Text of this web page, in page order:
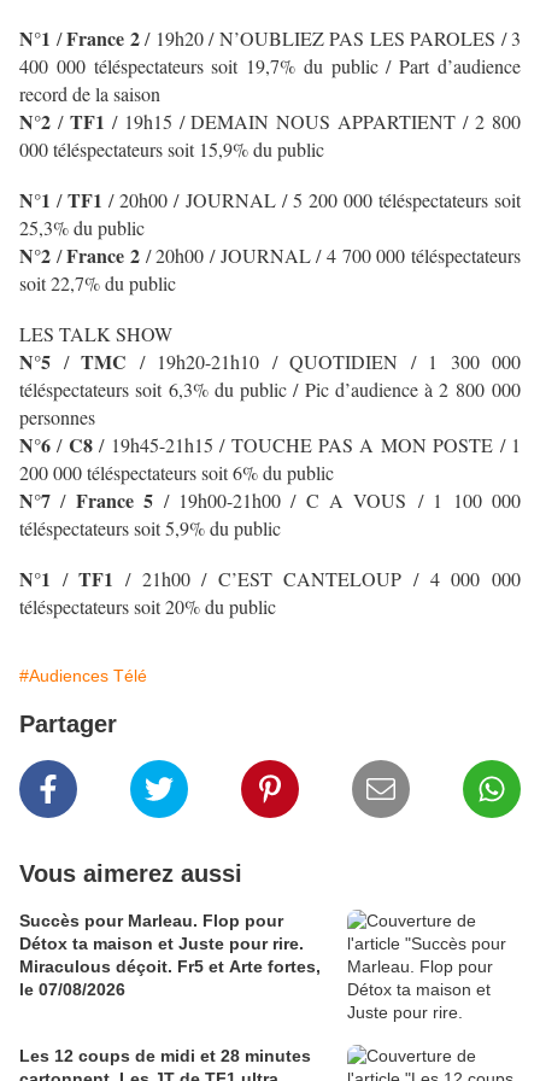
N°1 /France 2/ 19h20 / N’OUBLIEZ PAS LES PAROLES / 3
400 000 téléspectateurs soit 19,7% du public / Part d’audience
record de la saison
N°2 / TF1 / 19h15 / DEMAIN NOUS APPARTIENT / 2 800
000 téléspectateurs soit 15,9% du public
N°1 /TF1 /20h00 / JOURNAL / 5 200 000 téléspectateurs soit
25,3% du public
N°2 /France 2 / 20h00 / JOURNAL / 4 700 000 téléspectateurs
soit 22,7% du public
LES TALK SHOW
N°5 / TMC / 19h20-21h10 / QUOTIDIEN / 1 300 000
téléspectateurs soit 6,3% du public / Pic d’audience à 2 800 000
personnes
N°6/ C8/ 19h45-21h15 / TOUCHE PAS A MON POSTE / 1
200 000 téléspectateurs soit 6% du public
N°7/ France 5 / 19h00-21h00 / C A VOUS / 1 100 000
téléspectateurs soit 5,9% du public
N°1 /TF1 / 21h00 / C’EST CANTELOUP / 4 000 000
téléspectateurs soit 20% du public
#Audiences Télé
Partager
Vous aimerez aussi
Succès pour Marleau. Flop pour
Détox ta maison et Juste pour rire.
Miraculous déçoit. Fr5 et Arte fortes,
le 07/08/2026
Les 12 coups de midi et 28 minutes